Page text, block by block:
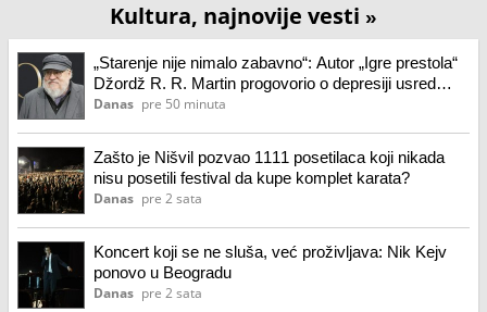
Kultura, najnovije vesti »
„Starenje nije nimalo zabavno“: Autor „Igre prestola“
Džordž R. R. Martin progovorio o depresiji usred
novih odlaganja knjige
Danas pre 50 minuta
Zašto je Nišvil pozvao 1111 posetilaca koji nikada
nisu posetili festival da kupe komplet karata?
Danas pre 2 sata
Koncert koji se ne sluša, već proživljava: Nik Kejv
ponovo u Beogradu
Danas pre 2 sata